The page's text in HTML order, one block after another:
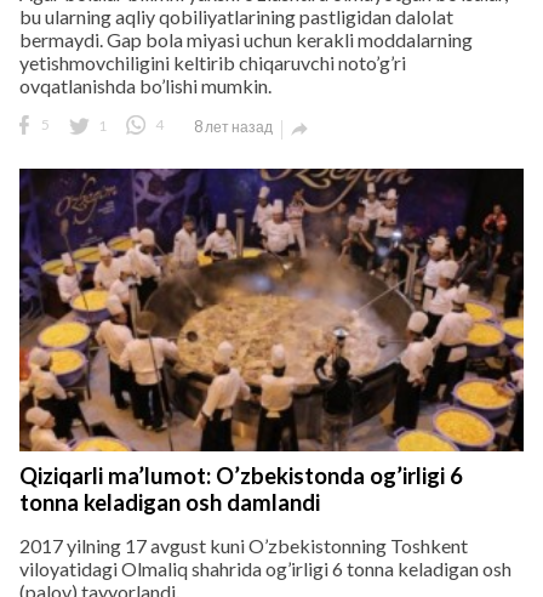
bu ularning aqliy qobiliyatlarining pastligidan dalolat
bermaydi. Gap bola miyasi uchun kerakli moddalarning
yetishmovchiligini keltirib chiqaruvchi noto’g’ri
ovqatlanishda bo’lishi mumkin.
5 1 4 8 лет назад 
Qiziqarli ma’lumot: O’zbekistonda og’irligi 6
tonna keladigan osh damlandi
2017 yilning 17 avgust kuni O’zbekistonning Toshkent
viloyatidagi Olmaliq shahrida og’irligi 6 tonna keladigan osh
(palov) tayyorlandi.